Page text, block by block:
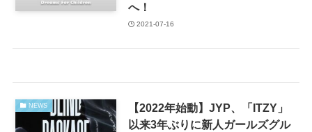
へ！
2021-07-16
NEWS
【2022年始動】JYP、「ITZY」
以来3年ぶりに新人ガールズグル